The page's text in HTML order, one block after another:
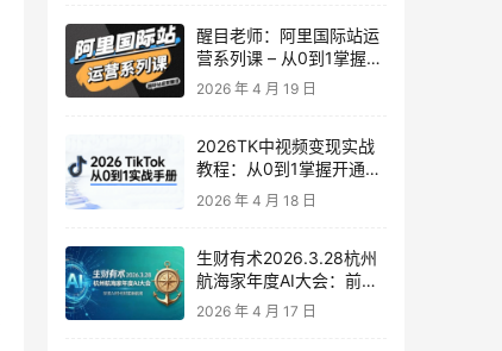
醒目老师：阿里国际站运
营系列课 – 从0到1掌握平
台运营核心技巧
2026 年 4 月 19 日
2026TK中视频变现实战
教程：从0到1掌握开通、
养号、剪辑到变现，新手
副业首选
2026 年 4 月 18 日
生财有术2026.3.28杭州
航海家年度AI大会：前沿
趋势×落地案例×技能图谱
2026 年 4 月 17 日